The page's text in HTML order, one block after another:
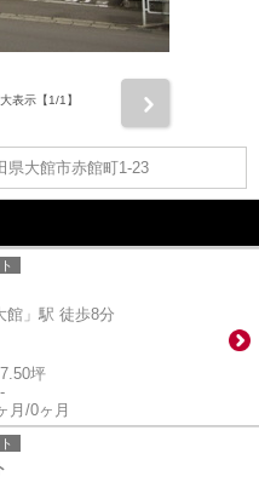
表示【1/1】
県大館市赤館町1-23
館」駅 徒歩8分
坪
月/0ヶ月